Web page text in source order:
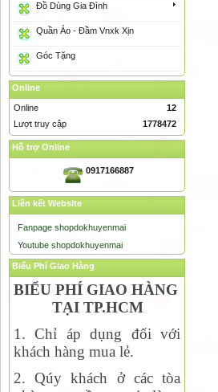
Đồ Dùng Gia Đình
Quần Áo - Đầm Vnxk Xịn
Góc Tặng
Online
Online
12
Lượt truy cập
1778472
Hỗ trợ Online
0917166887
Liên kết Website
Fanpage shopdokhuyenmai
Youtube shopdokhuyenmai
Biểu Phí Giao Hàng
BIỂU PHÍ GIAO HÀNG
TẠI TP.HCM
1. Chỉ áp dụng đối với
khách hàng mua lẻ.
2. Qúy khách ở các tòa